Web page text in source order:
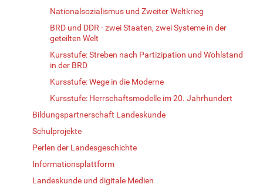
Nationalsozialismus und Zweiter Weltkrieg
BRD und DDR - zwei Staaten, zwei Systeme in der
geteilten Welt
Kursstufe: Streben nach Partizipation und Wohlstand
in der BRD
Kursstufe: Wege in die Moderne
Kursstufe: Herrschaftsmodelle im 20. Jahrhundert
Bildungspartnerschaft Landeskunde
Schulprojekte
Perlen der Landesgeschichte
Informationsplattform
Landeskunde und digitale Medien